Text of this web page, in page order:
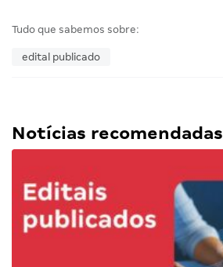
Tudo que sabemos sobre:
edital publicado
Notícias recomendadas